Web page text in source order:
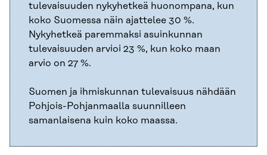
tulevaisuuden nykyhetkeä huonompana, kun
koko Suomessa näin ajattelee 30 %.
Nykyhetkeä paremmaksi asuinkunnan
tulevaisuuden arvioi 23 %, kun koko maan
arvio on 27 %.
Suomen ja ihmiskunnan tulevaisuus nähdään
Pohjois-Pohjanmaalla suunnilleen
samanlaisena kuin koko maassa.​